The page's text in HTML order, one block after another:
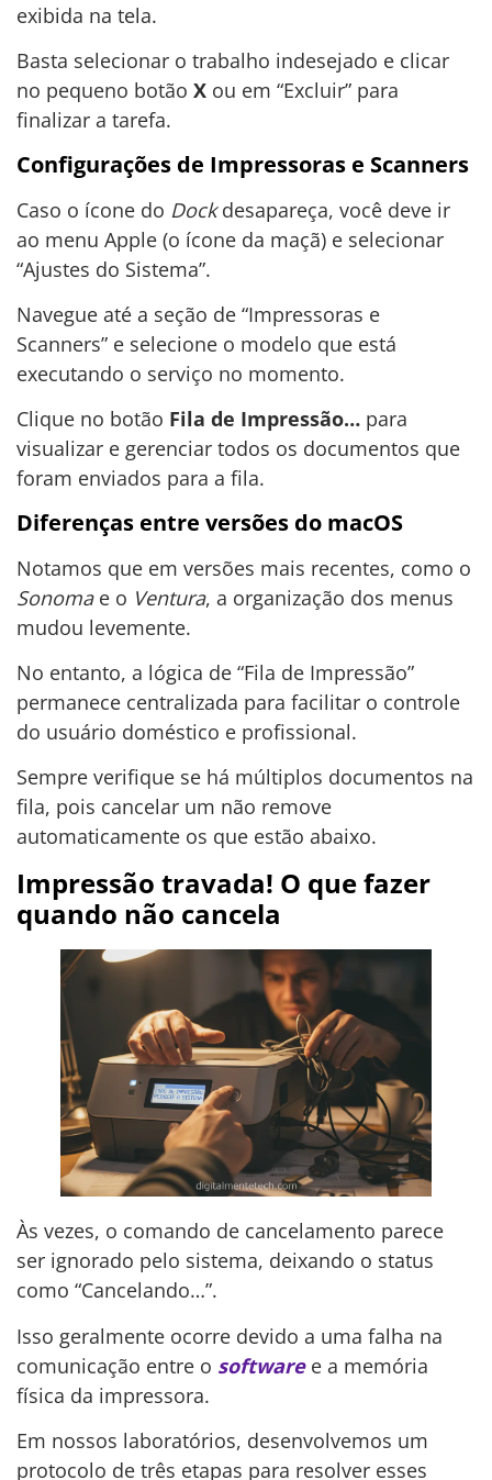
exibida na tela.
Basta selecionar o trabalho indesejado e clicar
no pequeno botão X ou em “Excluir” para
finalizar a tarefa.
Configurações de Impressoras e Scanners
Caso o ícone do Dockdesapareça, você deve ir
ao menu Apple (o ícone da maçã) e selecionar
“Ajustes do Sistema”.
Navegue até a seção de “Impressoras e
Scanners” e selecione o modelo que está
executando o serviço no momento.
Clique no botão Fila de Impressão… para
visualizar e gerenciar todos os documentos que
foram enviados para a fila.
Diferenças entre versões do macOS
Notamos que em versões mais recentes, como o
Sonomae o Ventura, a organização dos menus
mudou levemente.
No entanto, a lógica de “Fila de Impressão”
permanece centralizada para facilitar o controle
do usuário doméstico e profissional.
Sempre verifique se há múltiplos documentos na
fila, pois cancelar um não remove
automaticamente os que estão abaixo.
Impressão travada! O que fazer
quando não cancela
Às vezes, o comando de cancelamento parece
ser ignorado pelo sistema, deixando o status
como “Cancelando…”.
Isso geralmente ocorre devido a uma falha na
comunicação entre o softwaree a memória
física da impressora.
Em nossos laboratórios, desenvolvemos um
protocolo de três etapas para resolver esses